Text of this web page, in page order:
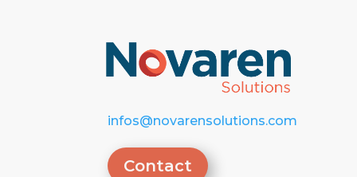
infos@novarensolutions.com
Contact